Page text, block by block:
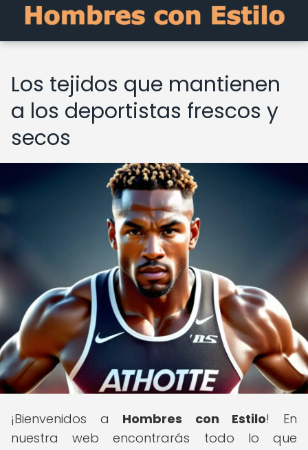
Los tejidos que mantienen
a los deportistas frescos y
secos
¡Bienvenidos a Hombres con Estilo! En
nuestra web encontrarás todo lo que